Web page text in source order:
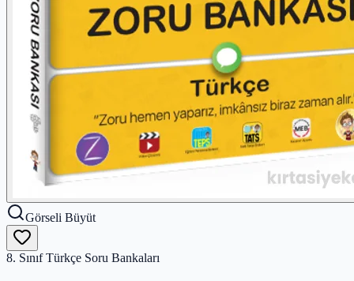
Görseli Büyüt
8. Sınıf Türkçe Soru Bankaları